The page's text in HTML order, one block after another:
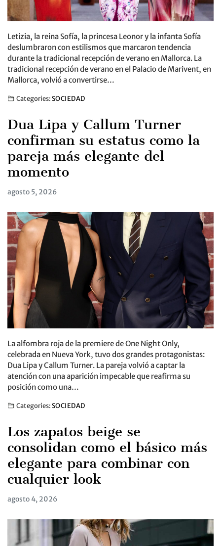
Letizia, la reina Sofía, la princesa Leonor y la infanta Sofía
deslumbraron con estilismos que marcaron tendencia
durante la tradicional recepción de verano en Mallorca. La
tradicional recepción de verano en el Palacio de Marivent, en
Mallorca, volvió a convertirse…
Categories:SOCIEDAD
Dua Lipa y Callum Turner
confirman su estatus como la
pareja más elegante del
momento
agosto 5, 2026
La alfombra roja de la premiere de One Night Only,
celebrada en Nueva York, tuvo dos grandes protagonistas:
Dua Lipa y Callum Turner. La pareja volvió a captar la
atención con una aparición impecable que reafirma su
posición como una…
Categories:SOCIEDAD
Los zapatos beige se
consolidan como el básico más
elegante para combinar con
cualquier look
agosto 4, 2026